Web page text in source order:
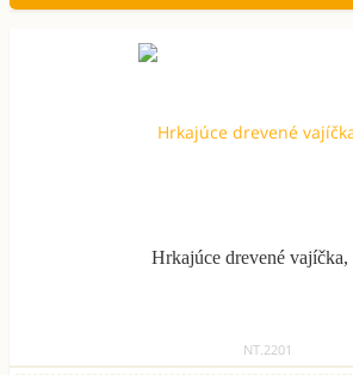
Hrkajúce drevené vajíčka,
NT.2201